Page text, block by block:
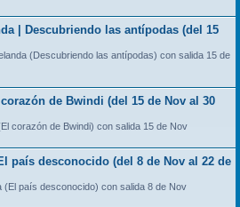
| Descubriendo las antípodas (del 15
(Descubriendo las antípodas) con salida 15 de
de Bwindi (del 15 de Nov al 30
corazón de Bwindi) con salida 15 de Nov
país desconocido (del 8 de Nov al 22 de
(El país desconocido) con salida 8 de Nov